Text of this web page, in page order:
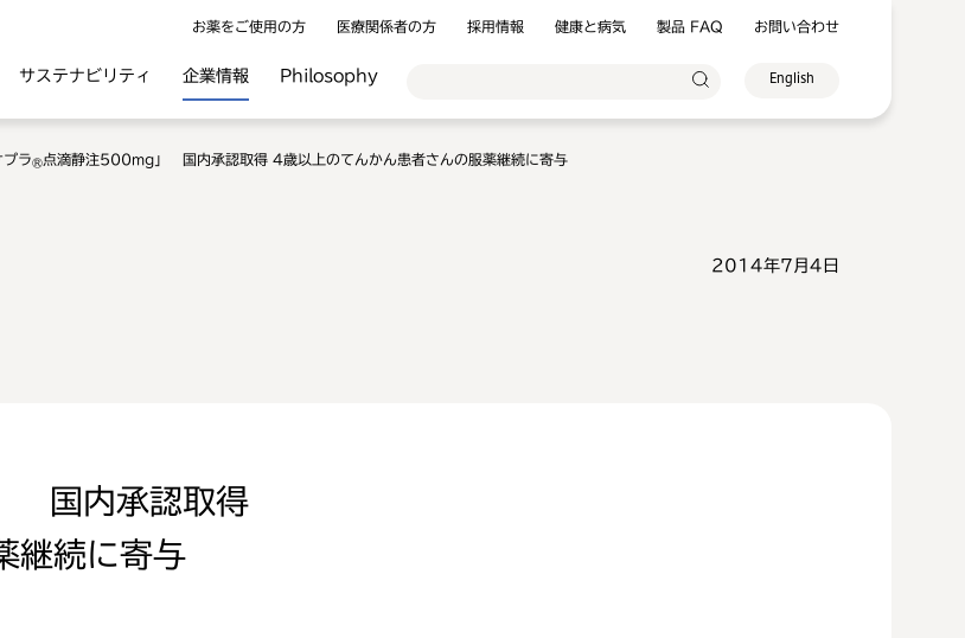
お薬をご使用の方 医療関係者の方 採用情報 健康と病気 製品 FAQ お問い合わせ
サステナビリティ 企業情報 Philosophy English
プラ®点滴静注500mg」 国内承認取得 4歳以上のてんかん患者さんの服薬継続に寄与
2014年7月4日
国内承認取得
継続に寄与